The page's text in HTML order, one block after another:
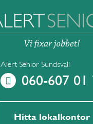
Alert Senior Sundsvall
060-607 01
Hitta lokalkontor